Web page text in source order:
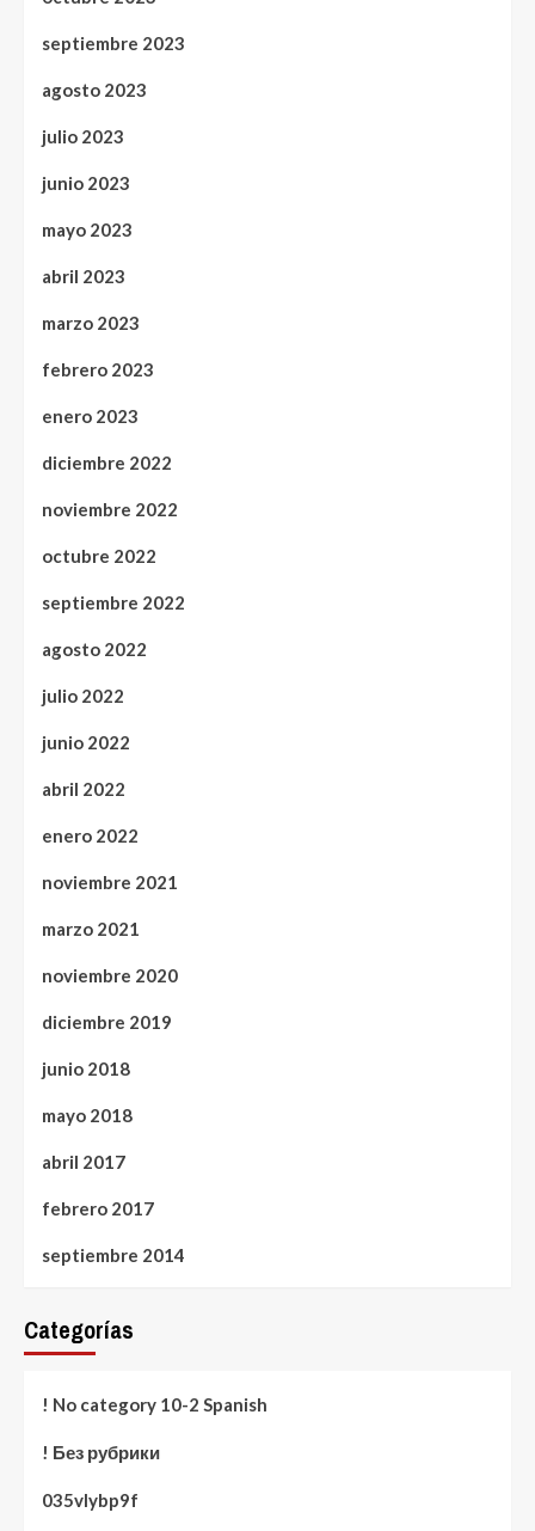
septiembre 2023
agosto 2023
julio 2023
junio 2023
mayo 2023
abril 2023
marzo 2023
febrero 2023
enero 2023
diciembre 2022
noviembre 2022
octubre 2022
septiembre 2022
agosto 2022
julio 2022
junio 2022
abril 2022
enero 2022
noviembre 2021
marzo 2021
noviembre 2020
diciembre 2019
junio 2018
mayo 2018
abril 2017
febrero 2017
septiembre 2014
Categorías
! No category 10-2 Spanish
! Без рубрики
035vlybp9f